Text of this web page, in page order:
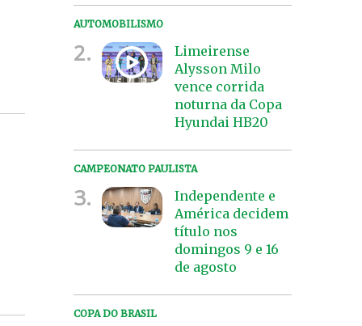
AUTOMOBILISMO
2.
Limeirense
Alysson Milo
vence corrida
noturna da Copa
Hyundai HB20
CAMPEONATO PAULISTA
3.
Independente e
América decidem
título nos
domingos 9 e 16
de agosto
COPA DO BRASIL